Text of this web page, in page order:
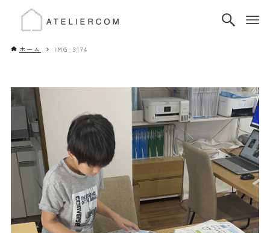
ホーム IMG_3174